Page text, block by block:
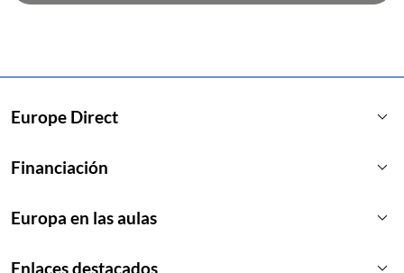
Europe Direct keyboard_arrow_down
Financiación keyboard_arrow_down
Europa en las aulas keyboard_arrow_down
Enlaces destacados